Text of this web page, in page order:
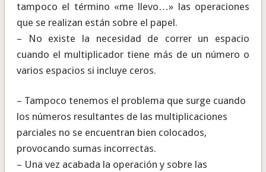
tampoco el término «me llevo…» las operaciones
que se realizan están sobre el papel.
– No existe la necesidad de correr un espacio
cuando el multiplicador tiene más de un número o
varios espacios si incluye ceros.
– Tampoco tenemos el problema que surge cuando
los números resultantes de las multiplicaciones
parciales no se encuentran bien colocados,
provocando sumas incorrectas.
– Una vez acabada la operación y sobre las